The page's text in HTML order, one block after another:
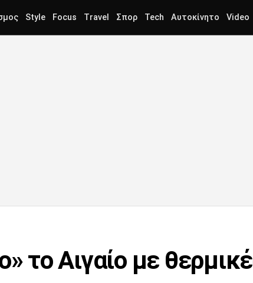
Style Focus Travel Σπορ Tech Αυτοκίνητο Video
το Αιγαίο με